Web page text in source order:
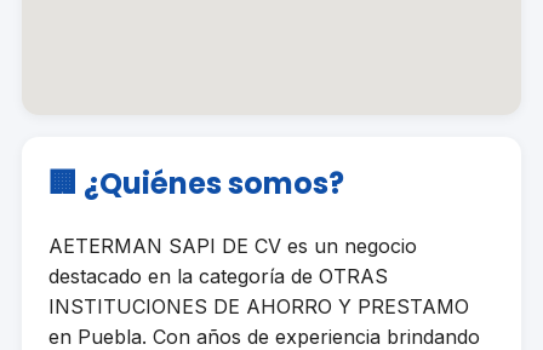
🏢 ¿Quiénes somos?
AETERMAN SAPI DE CV es un negocio
destacado en la categoría de OTRAS
INSTITUCIONES DE AHORRO Y PRESTAMO
en Puebla. Con años de experiencia brindando